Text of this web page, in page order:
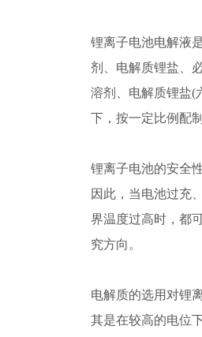
锂离子电池电解液
剂、电解质锂盐、
溶剂、电解质锂盐(
下，按一定比例配
锂离子电池的安全
因此，当电池过充
界温度过高时，都
究方向。
电解质的选用对锂
其是在较高的电位